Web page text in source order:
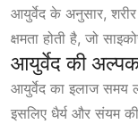
आयुर्वेद के अनुसार,
क्षमता होती है, जो
आयुर्वेद की
आयुर्वेद का इलाज समय
इसलिए धैर्य और संयम